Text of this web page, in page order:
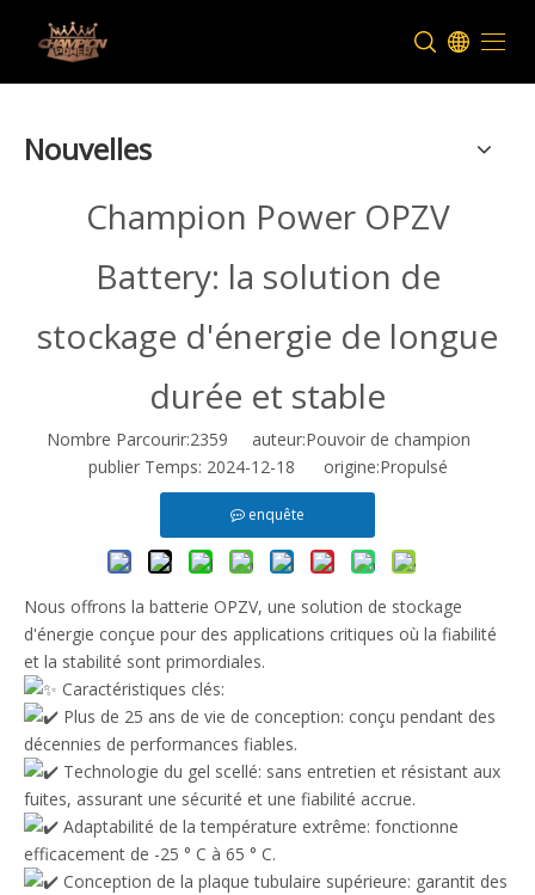
Nouvelles
Champion Power OPZV
Battery: la solution de
stockage d'énergie de longue
durée et stable
Nombre Parcourir:2359 auteur:Pouvoir de champion
publier Temps: 2024-12-18 origine:Propulsé
enquête
Nous offrons la batterie OPZV, une solution de stockage
d'énergie conçue pour des applications critiques où la fiabilité
et la stabilité sont primordiales.
Caractéristiques clés:
Plus de 25 ans de vie de conception: conçu pendant des
décennies de performances fiables.
Technologie du gel scellé: sans entretien et résistant aux
fuites, assurant une sécurité et une fiabilité accrue.
Adaptabilité de la température extrême: fonctionne
efficacement de -25 ° C à 65 ° C.
Conception de la plaque tubulaire supérieure: garantit des